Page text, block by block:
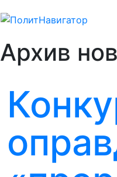
Архив